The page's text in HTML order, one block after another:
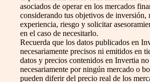
asociados de operar en los mercados
considerando tus objetivos de inversión,
experiencia, riesgo y solicitar
en el caso de necesitarlo.
Recuerda que los datos publicados en
necesariamente precisos ni emitidos en
datos y precios contenidos en Invertia no
necesariamente por ningún mercado o
pueden diferir del precio real de los